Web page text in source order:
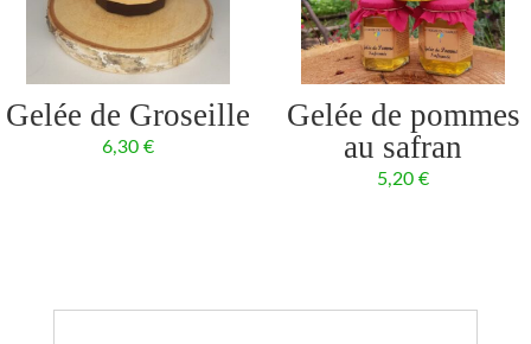
Gelée de Groseille
6,30 €
Gelée de pommes
au safran
5,20€